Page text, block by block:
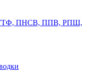
ПНСВ, ППВ, РПШ,